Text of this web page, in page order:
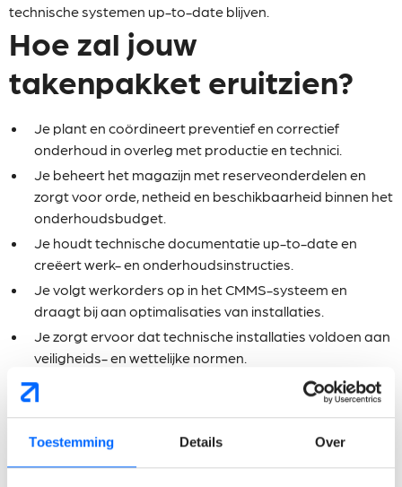
Toestemming Details Over
technische systemen up-to-date blijven.
Hoe zal jouw
takenpakket eruitzien?
Je plant en coördineert preventief en correctief
onderhoud in overleg met productie en technici.
Je beheert het magazijn met reserveonderdelen en
zorgt voor orde, netheid en beschikbaarheid binnen het
onderhoudsbudget.
Je houdt technische documentatie up-to-date en
creëert werk- en onderhoudsinstructies.
Je volgt werkorders op in het CMMS-systeem en
draagt bij aan optimalisaties van installaties.
Je zorgt ervoor dat technische installaties voldoen aan
veiligheids- en wettelijke normen.
Wat verwachten wij van
jou?